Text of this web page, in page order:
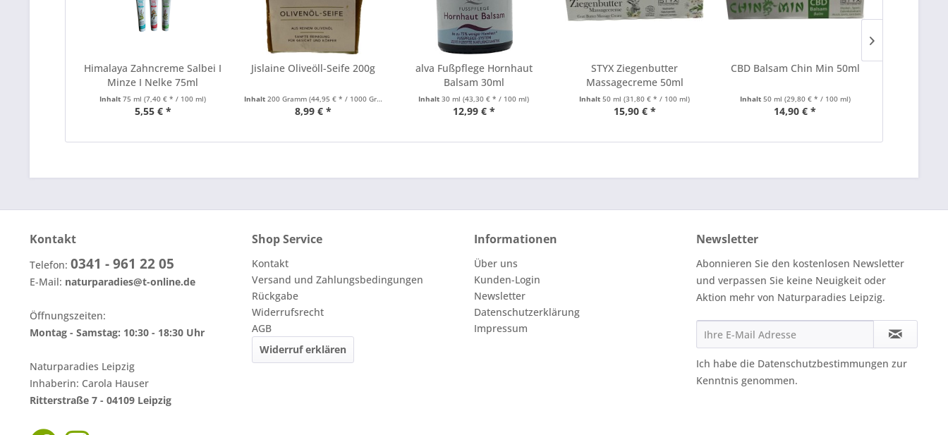
Himalaya Zahncreme Salbei I
Minze I Nelke 75ml
Inhalt75 ml(7,40 € * / 100 ml)
5,55 € *
Jislaine Oliveöll-Seife 200g
Inhalt 200 Gramm (44,95 € * / 1000 Gramm)
8,99 € *
alva Fußpflege Hornhaut
Balsam 30ml
Inhalt30 ml(43,30 € * / 100 ml)
12,99 € *
STYX Ziegenbutter
Massagecreme 50ml
Inhalt50 ml(31,80 € * / 100 ml)
15,90 € *
CBD Balsam Chin Min 50ml
Inhalt 50 ml (29,80 € * / 100 ml)
14,90 € *
Kontakt
Telefon: 0341 - 961 22 05
E-Mail: naturparadies@t-online.de
Öffnungszeiten:
Montag - Samstag: 10:30 - 18:30 Uhr
Naturparadies Leipzig
Inhaberin: Carola Hauser
Ritterstraße 7 - 04109 Leipzig
Shop Service
Kontakt
Versand und Zahlungsbedingungen
Rückgabe
Widerrufsrecht
AGB
Widerruf erklären
Informationen
Über uns
Kunden-Login
Newsletter
Datenschutzerklärung
Impressum
Newsletter
Abonnieren Sie den kostenlosen Newsletter
und verpassen Sie keine Neuigkeit oder
Aktion mehr von Naturparadies Leipzig.
Ich habe die Datenschutzbestimmungen zur
Kenntnis genommen.